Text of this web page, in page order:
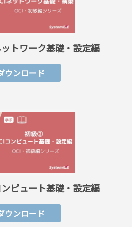
ットワーク基礎・設定編
ウンロード
ンピュート基礎・設定編
ウンロード